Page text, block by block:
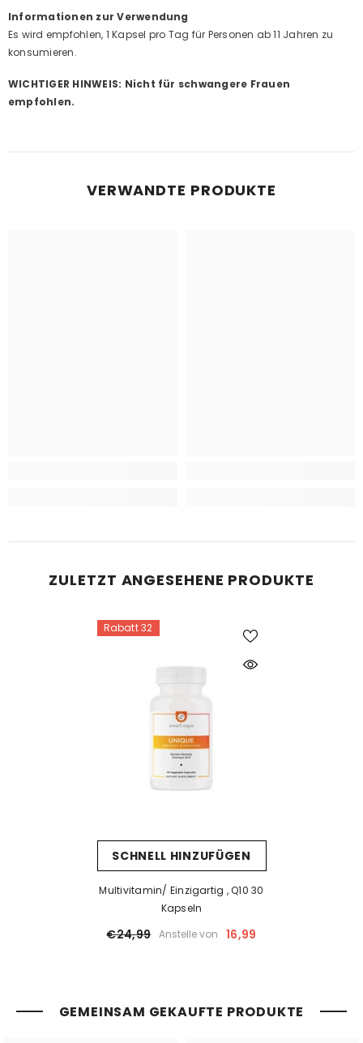
Informationen zur Verwendung
Es wird empfohlen, 1 Kapsel pro Tag für Personen ab 11 Jahren zu
konsumieren.
WICHTIGER HINWEIS: Nicht für schwangere Frauen
empfohlen.
VERWANDTE PRODUKTE
ZULETZT ANGESEHENE PRODUKTE
Rabatt 32
SCHNELL HINZUFÜGEN
Multivitamin/ Einzigartig , Q10 30
Kapseln
€24,99 Anstelle von 16,99
GEMEINSAM GEKAUFTE PRODUKTE